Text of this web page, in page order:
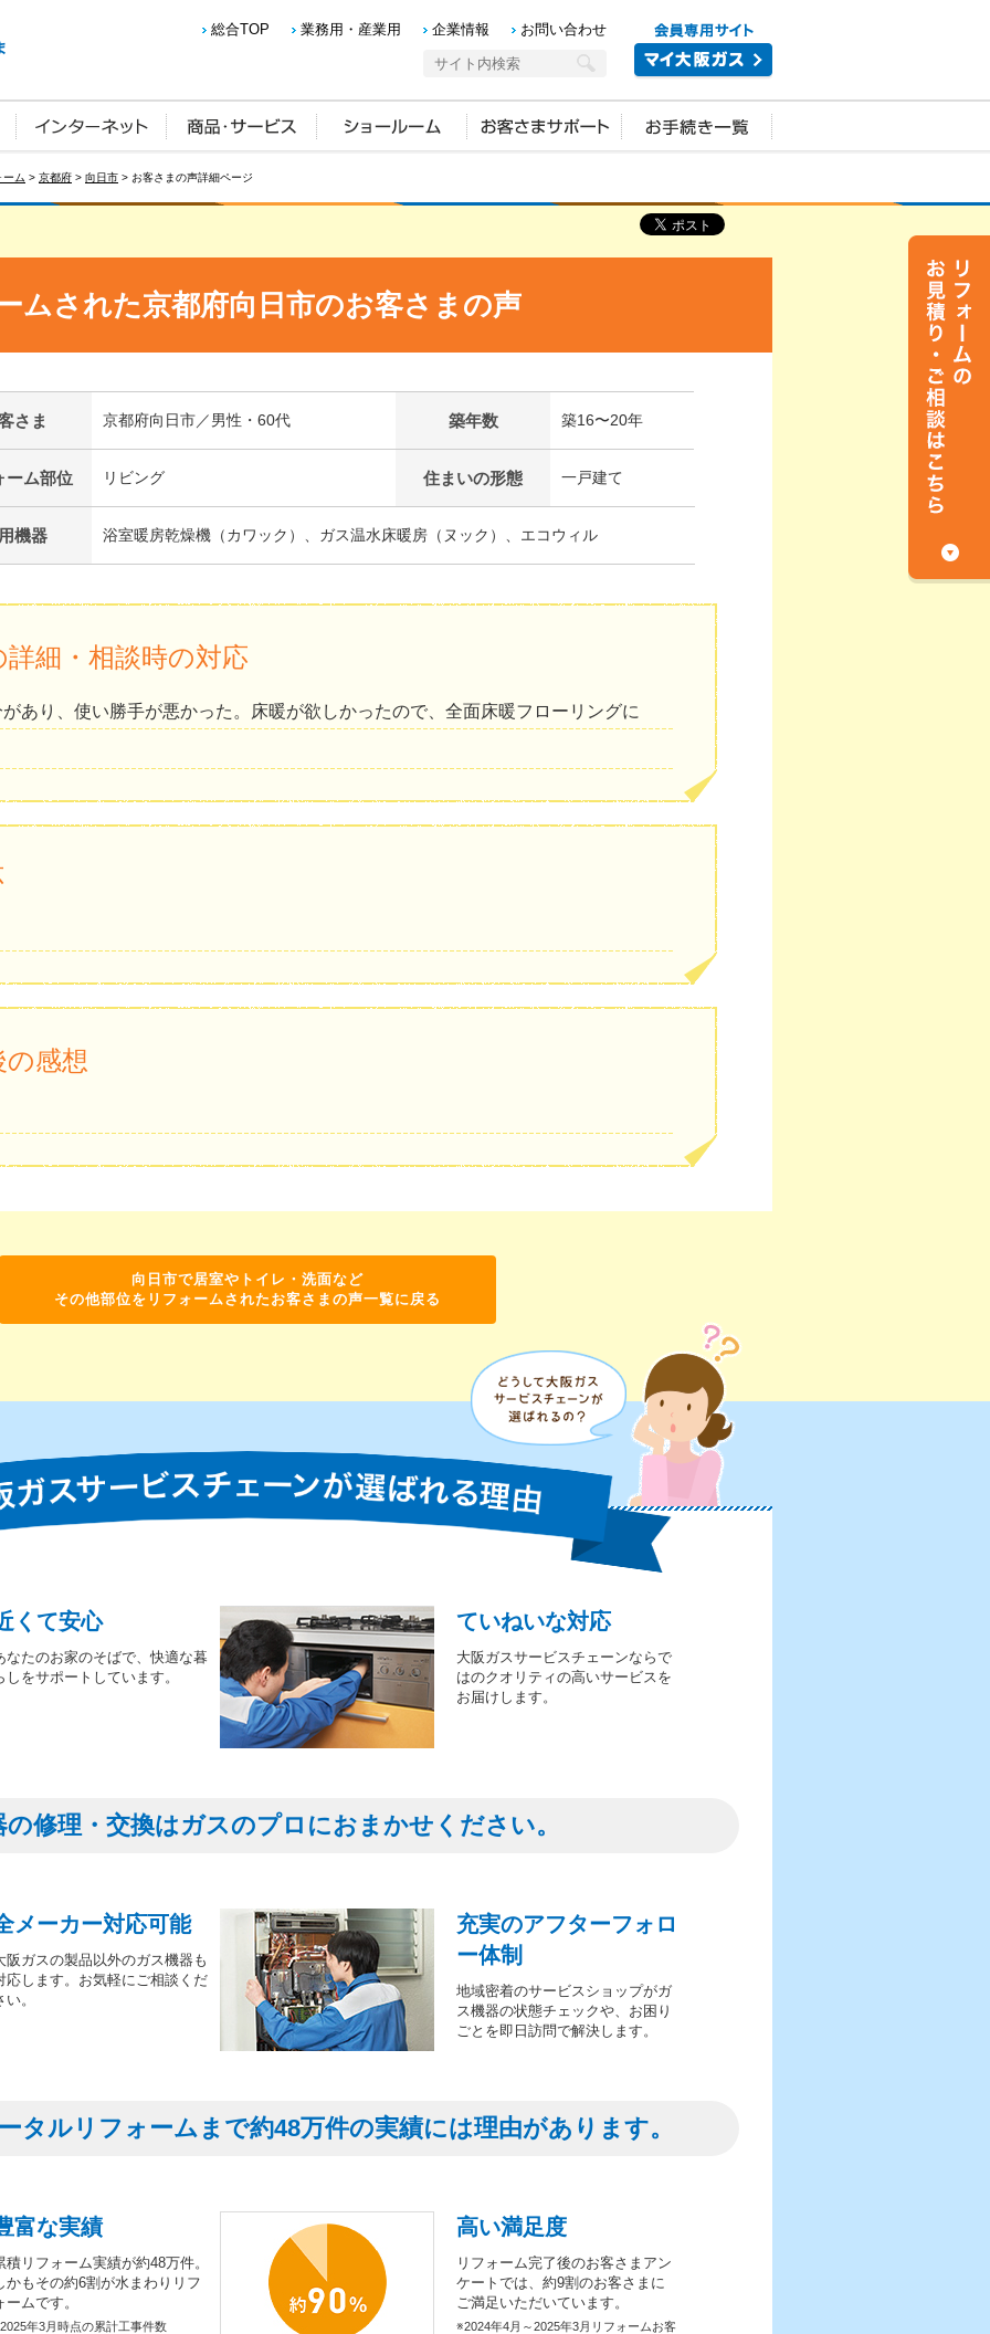
総合TOP 業務用・産業用 企業情報 お問い合わせ
ーム > 京都府 > 向日市 > お客さまの声詳細ページ
ムされた京都府向日市のお客さまの声
さま 京都府向日市／男性・60代
ーム部位 リビング
築年数 築16〜20年
住まいの形態 一戸建て
機器 浴室暖房乾燥機（カワック）、ガス温水床暖房（ヌック）、エコウィル
細・相談時の対応
あり、使い勝手が悪かった。床暖が欲しかったので、全面床暖フローリングに
感想
向日市で居室やトイレ・洗面など
その他部位をリフォームされたお客さまの声一覧に戻る
くて安心
なたのお家のそばで、快適な暮
しをサポートしています。
ていねいな対応
大阪ガスサービスチェーンならで
はのクオリティの高いサービスを
お届けします。
の修理・交換はガスのプロにおまかせください。
メーカー対応可能
阪ガスの製品以外のガス機器も
応します。お気軽にご相談くだ
い。
充実のアフターフォロ
ー体制
地域密着のサービスショップがガ
ス機器の状態チェックや、お困り
ごとを即日訪問で解決します。
タルリフォームまで約48万件の実績には理由があります。
富な実績
積リフォーム実績が約48万件。
かもその約6割が水まわりリフ
ームです。
年3月時点の累計工事件数
高い満足度
リフォーム完了後のお客さまアン
ケートでは、約9割のお客さまに
ご満足いただいています。
※2024年4月～2025年3月リフォームお客